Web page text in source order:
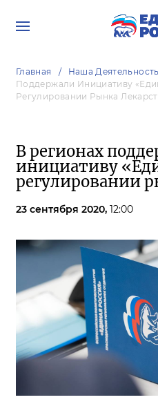
Главная Наша Деятельность
Поддержали Инициативу
Регулировании Рынка
В регионах
инициативу
регулировании
23 сентября 2020, 12:00